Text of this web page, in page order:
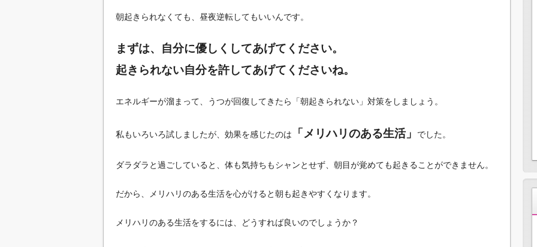
朝起きられなくても、昼夜逆転してもいいんです。
まずは、自分に優しくしてあげてください。
起きられない自分を許してあげてくださいね。
エネルギーが溜まって、うつが回復してきたら「朝起きられない」対策をしましょう。
私もいろいろ試しましたが、効果を感じたのは 「メリハリのある生活」 でした。
ダラダラと過ごしていると、体も気持ちもシャンとせず、朝目が覚めても起きることができません。
だから、メリハリのある生活を心がけると朝も起きやすくなります。
メリハリのある生活をするには、どうすれば良いのでしょうか？